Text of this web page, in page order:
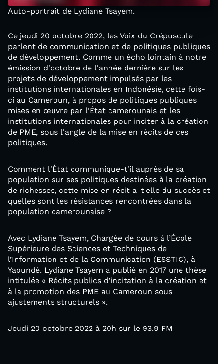
Auto-portrait de Lydiane Tsayem.
Ce jeudi 20 octobre 2022, les Voix du Crépuscule
parlent de communication et de politiques publiques
de développement. Comme un écho lointain à notre
émission d'octobre de l'année dernière sur les
projets de développement impulsés par les
institutions internationales en Indonésie, cette fois-
ci au Cameroun, à propos de politiques publiques
mises en œuvre par l'État camerounais et les
institutions internationales pour inciter à la création
de PME, sous l'angle de la mise en récits de ces
politiques.
Comment l'État communique-t'il auprès de sa
population sur ses politiques destinées à la création
de richesses, cette mise en récit a-t'elle du succès et
quelles sont les résistances rencontrées dans la
population camerounaise ?
Avec Lydiane Tsayem, Chargée de cours à l’École
Supérieure des Sciences et Techniques de
l’Information et de la Communication (ESSTIC), à
Yaoundé. Lydiane Tsayem a publié en 2017 une thèse
intitulée « Récits publics d’incitation à la création et
à la promotion des PME au Cameroun sous
ajustements structurels ».
Jeudi 20 octobre 2022 à 20h sur le 93.9 FM